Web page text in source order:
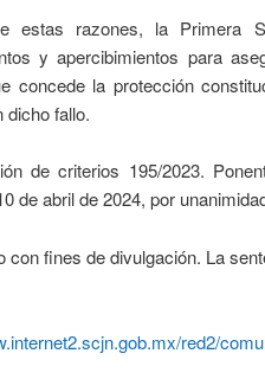
estas razones, la Primera
y apercibimientos para
concede la protección
dicho fallo.
de criterios 195/2023.
de abril de 2024, por
con fines de divulgación. La
red2/